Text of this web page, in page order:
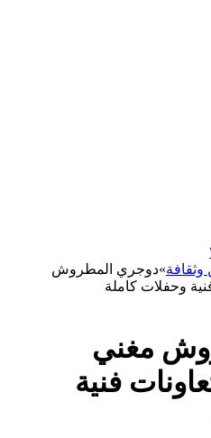
»دوجري المطروش
وحفلات كاملة
مغني
فنية